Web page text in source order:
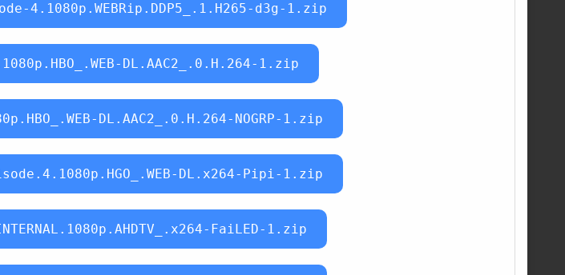
4.1080p.WEBRip.DDP5_.1.H265-d3g-1.zip
DL.AAC2_.0.H.264-1.zip
DL.AAC2_.0.H.264-NOGRP-1.zip
DL.x264-Pipi-1.zip
FaiLED-1.zip